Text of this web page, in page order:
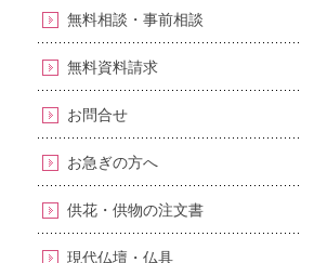
無料相談・事前相談
無料資料請求
お問合せ
お急ぎの方へ
供花・供物の注文書
現代仏壇・仏具